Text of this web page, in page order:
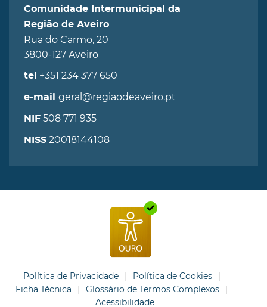
Comunidade Intermunicipal da
Região de Aveiro
Rua do Carmo, 20
3800-127 Aveiro
tel +351 234 377 650
e-mail geral@regiaodeaveiro.pt
NIF 508 771 935
NISS 20018144108
Política de Privacidade
Política de Cookies
Ficha Técnica
Glossário de Termos Complexos
Acessibilidade